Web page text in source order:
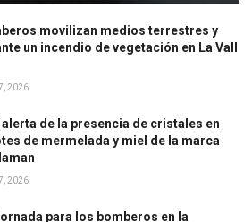
movilizan medios terrestres y
un incendio de vegetación en La Vall
2026
de la presencia de cristales en
de mermelada y miel de la marca
2026
para los bomberos en la